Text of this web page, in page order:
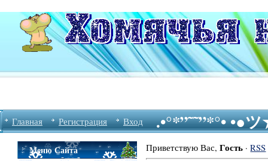
Главная Регистрация Вход .•°*”˜˜”*°•
Меню Сайта
Приветствую Вас,Гость ·RSS